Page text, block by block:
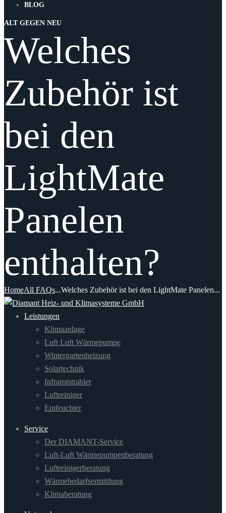
BLOG
ALT GEGEN NEU
Welches
Zubehör ist
bei den
LightMate
Panelen
enthalten?
HomeAll FAQs...Welches Zubehör ist bei den LightMate Panelen...
Leistungen
Klimaanlage
Luft Luft Wärmepumpe
Wintergartenheizung
Solartechnik
Infrarotstrahler
Luftreiniger
Entfeuchter
Service
Der DIAMANT-Service
Luft-Luft Wärmepumpenberatung
Luftreinigerberatung
Wärmebedarfsermittlung
Klimaberatung